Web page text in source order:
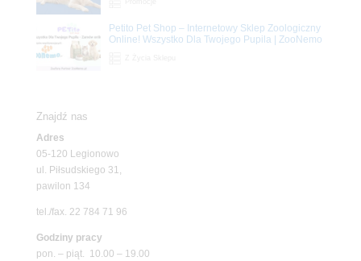
Petito Pet Shop – Internetowy Sklep Zoologiczny
Online! Wszystko Dla Twojego Pupila | ZooNemo
Znajdź nas
Adres
05-120 Legionowo
ul. Piłsudskiego 31,
pawilon 134
tel./fax. 22 784 71 96
Godziny pracy
pon. – piąt. 10.00 – 19.00